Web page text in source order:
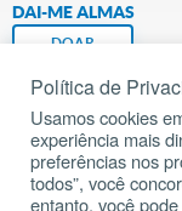
DAI-ME ALMAS
DOAR
Política de
Usamos cookies
experiência mais
preferências nos
todos”, você
entanto, você